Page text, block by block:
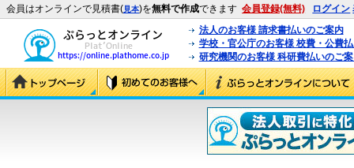
会員はオンラインで見積書(見本)を無料で作成できます 会員登録(無料) ログイン
法人のお客様 請求書払いのご案内
学校・官公庁のお客様 校費・公費
研究機関のお客様 科研費払いのご